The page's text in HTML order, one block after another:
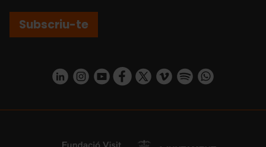
Subscriu-te
https://www.linkedin.com/company/turismo-valencia/mycompany/
https://www.instagram.com/visit_valencia/
https://www.youtube.com/user/
https://www.facebook.com/
https://twitter.com/
https://vimeo.com/
https://https://api.whatsapp.com/